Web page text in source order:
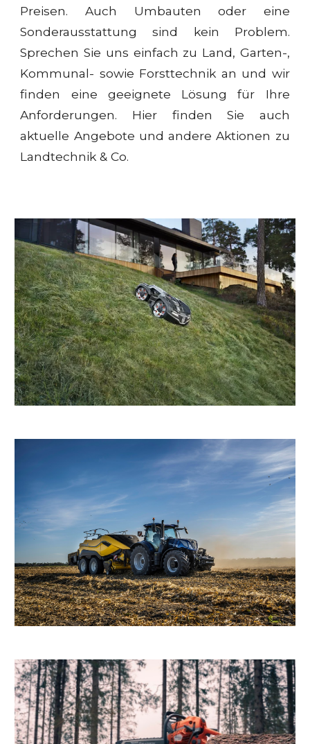
Preisen. Auch Umbauten oder eine
Sonderausstattung sind kein Problem.
Sprechen Sie uns einfach zu Land, Garten-,
Kommunal- sowie Forsttechnik an und wir
finden eine geeignete Lösung für Ihre
Anforderungen. Hier finden Sie auch
aktuelle Angebote und andere Aktionen zu
Landtechnik & Co.